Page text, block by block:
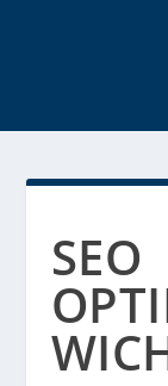
SEO